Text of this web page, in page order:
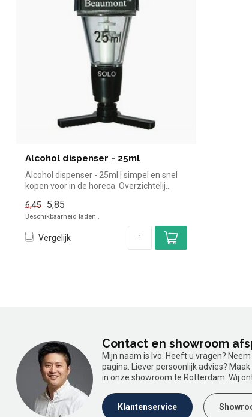
Alcohol dispenser - 25ml
Alcohol dispenser - 25ml | simpel en snel
kopen voor in de horeca. Overzichtelij...
6,45 5,85
Beschikbaarheid laden..
Vergelijk
Contact en showroom
Mijn naam is Ivo. Heeft u vragen?
pagina. Liever persoonlijk advies?
in onze showroom te Rotterdam. Wij
Klantenservice